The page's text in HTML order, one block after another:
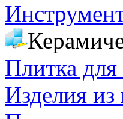
Плитка
Изделия из